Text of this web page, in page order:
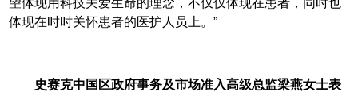
体现在时时关怀患者的医护人员上。”
史赛克中国区政府事务及市场准入高级总监梁燕女士表